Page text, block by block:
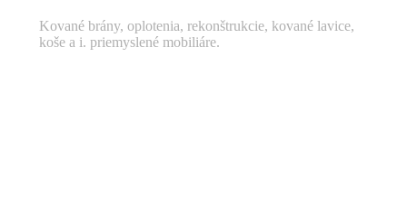
Kované brány, oplotenia, rekonštrukcie, kované lavice,
koše a i. priemyslené mobiliáre.